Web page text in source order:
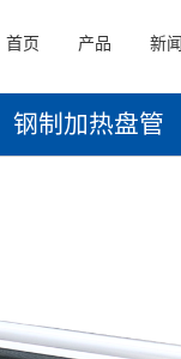
首页 产品 新闻
钢制加热盘管